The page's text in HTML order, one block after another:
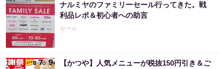
ナルミヤのファミリーセール行ってきた。戦
利品レポ＆初心者への助言
セール
【かつや】人気メニューが税抜150円引き＆ご